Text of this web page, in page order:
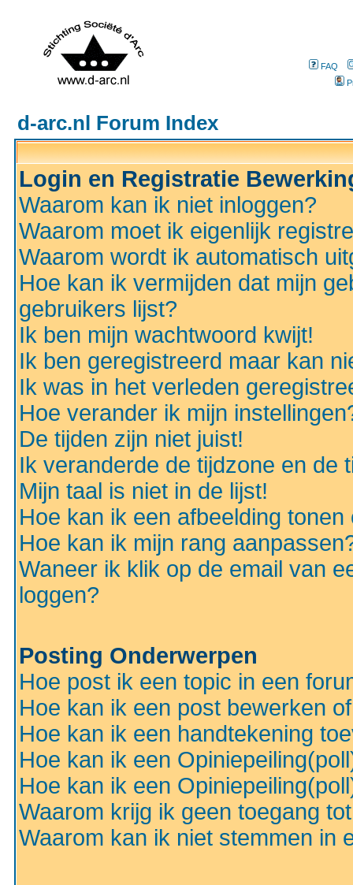
FAQ
d-arc.nl Forum Index
Login en Registratie
Waarom kan ik niet inloggen?
Waarom moet ik eigenlijk
Waarom wordt ik automatisch
Hoe kan ik vermijden dat mijn
gebruikers lijst?
Ik ben mijn wachtwoord kwijt!
Ik ben geregistreerd maar kan
Ik was in het verleden
Hoe verander ik mijn
De tijden zijn niet juist!
Ik veranderde de tijdzone en de
Mijn taal is niet in de lijst!
Hoe kan ik een afbeelding
Hoe kan ik mijn rang
Waneer ik klik op de email van
loggen?
Posting Onderwerpen
Hoe post ik een topic in een
Hoe kan ik een post bewerken
Hoe kan ik een handtekening
Hoe kan ik een
Hoe kan ik een
Waarom krijg ik geen toegang
Waarom kan ik niet stemmen in